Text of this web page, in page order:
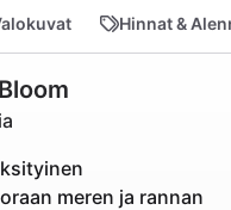
Hinnat &
meren ja rannan